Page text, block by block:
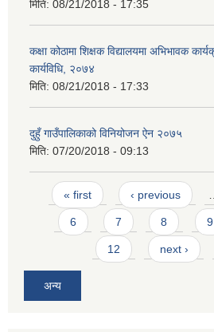
मिति: 08/21/2018 - 17:35
कक्षा कोठामा शिक्षक विद्यालयमा अभिभावक
कार्यविधि, २०७४
मिति: 08/21/2018 - 17:33
दुहुँ गाउँपालिकाको विनियोजन ऐन २०७५
मिति: 07/20/2018 - 09:13
Pages
« first ‹ previous
6 7 8 9
12 next ›
अन्य